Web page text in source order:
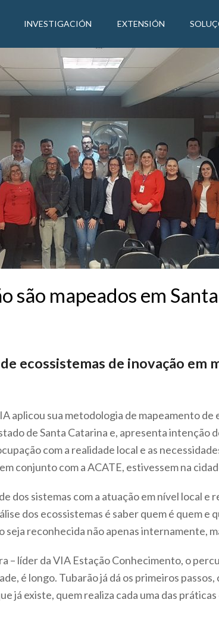
INVESTIGACIÓN EXTENSIÓN
são mapeados em
ecossistemas de inovação em
aplicou sua metodologia de mapeamento de
de Santa Catarina e, apresenta intenção
com a realidade local e as
conjunto com a ACATE, estivessem na
dos sistemas com a atuação em nível local e
dos ecossistemas é saber quem é quem e
seja reconhecida não apenas internamente,
– líder da VIA Estação Conhecimento, o
é longo. Tubarão já dá os primeiros
já existe, quem realiza cada uma das